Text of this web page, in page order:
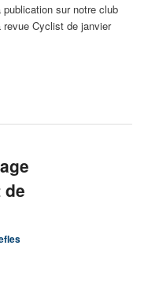
publication sur notre club
revue Cyclist de janvier